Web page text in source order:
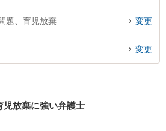
題、育児放棄 変更
変更
放棄に強い弁護士